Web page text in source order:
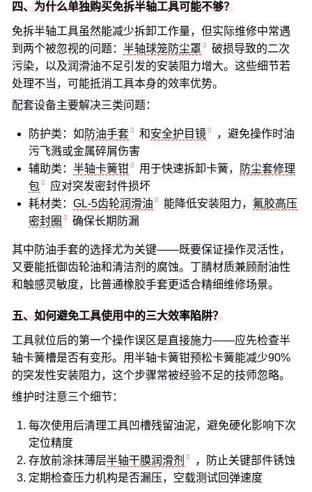
四、为什么单独购买免拆半轴工具可能不够？
免拆半轴工具虽然能减少拆卸工作量，但实际维修中常遇
到两个被忽视的问题： 半轴球笼防尘罩
破损导致的二次
污染，以及润滑油不足引发的安装阻力增大。这些细节若
处理不当，可能抵消工具本身的效率优势。
配套设备主要解决三类问题：
防护类：如 防油手套 和安全护目镜
，避免操作时油
污飞溅或金属碎屑伤害
辅助类： 半轴卡簧钳 用于快速拆卸卡簧，
防尘套修理
包
应对突发密封件损坏
耗材类： GL-5齿轮润滑油 能降低安装阻力， 氟胶高压
密封圈
确保长期防漏
其中防油手套的选择尤为关键——既要保证操作灵活性，
又要能抵御齿轮油和清洁剂的腐蚀。丁腈材质兼顾耐油性
和触感灵敏度，比普通橡胶手套更适合精细维修场景。
五、如何避免工具使用中的三大效率陷阱？
工具就位后的第一个操作误区是直接施力——应先检查半
轴卡簧槽是否有变形。用半轴卡簧钳预松卡簧能减少90%
的突发性安装阻力，这个步骤常被经验不足的技师忽略。
维护时注意三个细节：
每次使用后清理工具凹槽残留油泥，避免硬化影响下次
定位精度
存放前涂抹薄层半轴干膜润滑剂
，防止关键部件锈蚀
定期检查压力机构是否漏压，空载测试回弹速度